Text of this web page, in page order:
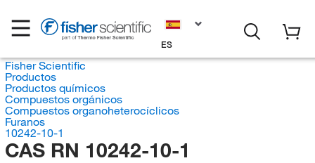
ES
Fisher Scientific
Productos
Productos químicos
Compuestos orgánicos
Compuestos organoheterocíclicos
Furanos
10242-10-1
CAS RN 10242-10-1